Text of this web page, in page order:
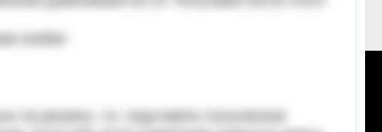
скобки:
ли решено, т.е. подставить полученное